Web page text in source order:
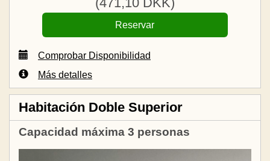
Comprobar Disponibilidad
Más detalles
Habitación Doble Superior
Capacidad máxima 3 personas